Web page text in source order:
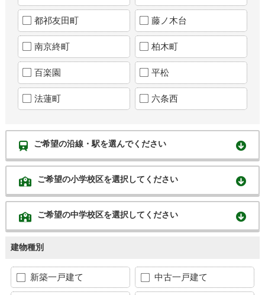
都祁友田町 藤ノ木台
南京終町 柏木町
百楽園 平松
法蓮町 六条西
ご希望の沿線・駅を選んでください
ご希望の小学校区を選択してください
ご希望の中学校区を選択してください
建物種別
新築一戸建て 中古一戸建て